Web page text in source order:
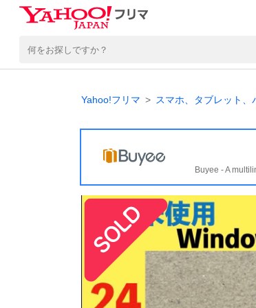
Yahoo!フリマ スマホ、タブレット、
Buyee - A